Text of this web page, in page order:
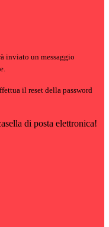
inviato un messaggio
il reset della password
di posta elettronica!